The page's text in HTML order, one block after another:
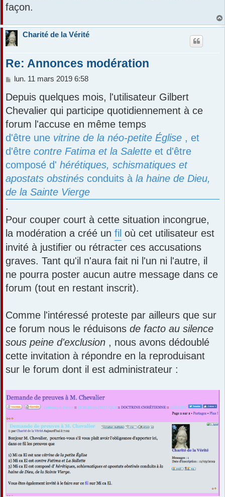
façon.
Charité de la Vérité
Re: Annonces modération
M
s
s
a
g
e
lun. 11 mars 2019 6:58
Depuis quelques mois, l'utilisateur Gilbert
Chevalier qui participe quotidiennement à ce
forum l'accuse en même temps
d'être une vitrine de la néo-petite Église , et
d'être contre Fatima et la Salette et d'être
composé d' hérétiques, schismatiques et
apostats obstinés conduits à la haine de Dieu,
de la Sainte Vierge
.
Pour couper court à cette situation incongrue,
la modération a créé un fil où cet utilisateur est
invité à justifier ou rétracter ces accusations
graves. Tant qu'il n'aura fait ni l'un ni l'autre, il
ne pourra poster aucun autre message dans ce
forum (tout en restant inscrit).
Comme l'intéressé proteste par ailleurs que sur
ce forum nous le réduisons de facto au silence
sous peine d'exclusion , nous avons dédoublé
cette invitation à répondre en la reproduisant
sur le forum dont il est administrateur :